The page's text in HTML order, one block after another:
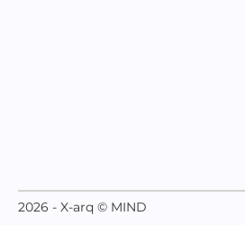
2026 - X-arq © MIND